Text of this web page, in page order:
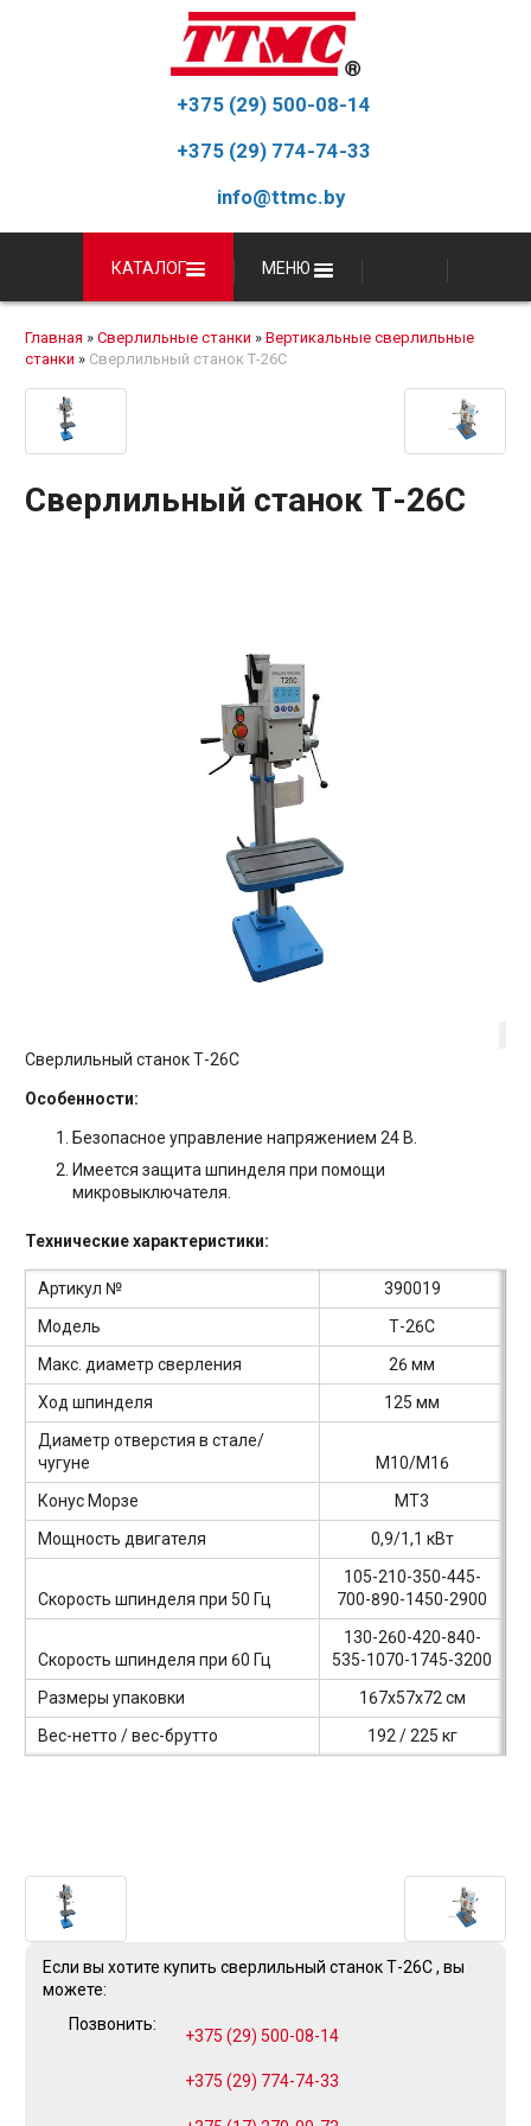
+375 (29) 500-08-14
+375 (29) 774-74-33
info@ttmc.by
КАТАЛОГ МЕНЮ
Главная » Сверлильные станки » Вертикальные сверлильные
станки » Сверлильный станок Т-26C
Сверлильный станок Т-26C
Сверлильный станок Т-26C
Особенности:
Безопасное управление напряжением 24 В.
Имеется защита шпинделя при помощи
микровыключателя.
Технические характеристики:
Артикул №
390019
Модель
Т-26C
Макс. диаметр сверления
26 мм
Ход шпинделя
125 мм
Диаметр отверстия в стале/
чугуне
M10/M16
Конус Морзе
MТ3
Мощность двигателя
0,9/1,1 кВт
Скорость шпинделя при 50 Гц
105-210-350-445-
700-890-1450-2900
Скорость шпинделя при 60 Гц
130-260-420-840-
535-1070-1745-3200
Размеры упаковки
167x57x72 см
Вес-нетто / вес-брутто
192 / 225 кг
Если вы хотите купить сверлильный станок Т-26C , вы
можете:
Позвонить:
+375 (29) 500-08-14
+375 (29) 774-74-33